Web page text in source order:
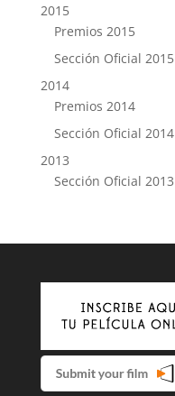
2015
Premios 2015
Sección Oficial 2015
2014
Premios 2014
Sección Oficial 2014
2013
Sección Oficial 2013